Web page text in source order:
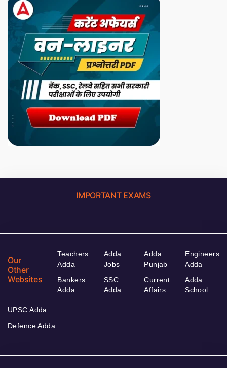
IMPORTANT EXAMS
Our
Other
Websites
Teachers
Adda
Bankers
Adda
Adda
Jobs
SSC
Adda
Adda
Punjab
Current
Affairs
Engineers
Adda
Adda
School
UPSC Adda
Defence Adda